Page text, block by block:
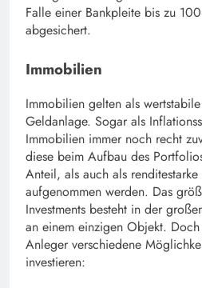
Falle einer Bankpleite bis zu
abgesichert.
Immobilien
Immobilien gelten als
Geldanlage. Sogar als
Immobilien immer noch recht
diese beim Aufbau des
Anteil, als auch als renditestarke
aufgenommen werden. Das
Investments besteht in der
an einem einzigen Objekt.
Anleger verschiedene
investieren: